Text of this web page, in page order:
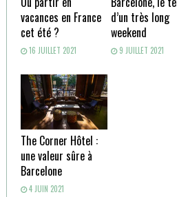
vacances en France
cet été ?
16 JUILLET 2021
d’un très long
weekend
9 JUILLET 2021
The Corner Hôtel :
une valeur sûre à
Barcelone
4 JUIN 2021